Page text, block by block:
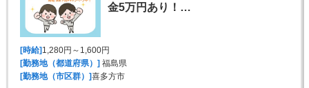
金5万円あり！…
[時給] 1,280円～1,600円
[勤務地（都道府県）] 福島県
[勤務地（市区群）]喜多方市